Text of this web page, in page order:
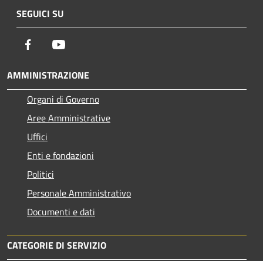
SEGUICI SU
Facebook
AMMINISTRAZIONE
Organi di Governo
Aree Amministrative
Uffici
Enti e fondazioni
Politici
Personale Amministrativo
Documenti e dati
CATEGORIE DI SERVIZIO